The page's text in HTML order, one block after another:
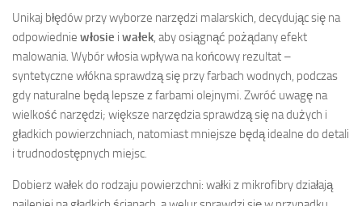
Unikaj błędów przy wyborze narzędzi malarskich, decydując się na
odpowiednie włosie i wałek, aby osiągnąć pożądany efekt
malowania. Wybór włosia wpływa na końcowy rezultat –
syntetyczne włókna sprawdzą się przy farbach wodnych, podczas
gdy naturalne będą lepsze z farbami olejnymi. Zwróć uwagę na
wielkość narzędzi; większe narzędzia sprawdzą się na dużych i
gładkich powierzchniach, natomiast mniejsze będą idealne do detali
i trudnodostępnych miejsc.
Dobierz wałek do rodzaju powierzchni: wałki z mikrofibry działają